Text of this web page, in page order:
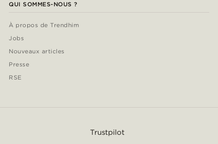
QUI SOMMES-NOUS ?
À propos de Trendhim
Jobs
Nouveaux articles
Presse
RSE
Trustpilot